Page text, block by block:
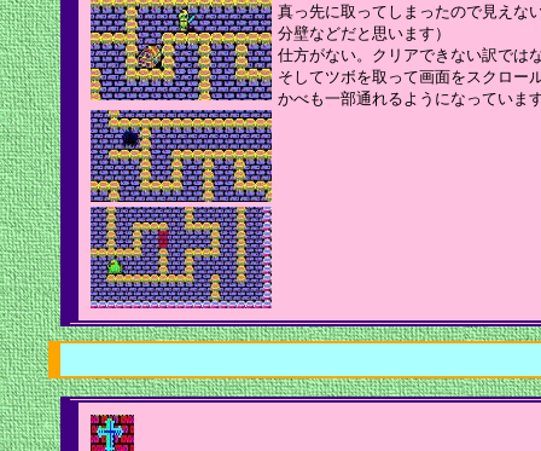
真っ先に取ってしまったので見えな
分壁などだと思います）
仕方がない。クリアできない訳では
そしてツボを取って画面をスクロー
かべも一部通れるようになっていま